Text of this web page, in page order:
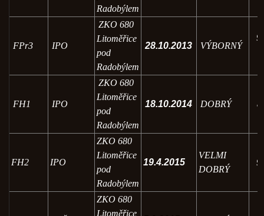
Radobýlem
FPr3 IPO
ZKO 680
Litoměřice
pod
Radobýlem
28.10.2013 VÝBORNÝ
FH1 IPO
ZKO 680
Litoměřice
pod
Radobýlem
18.10.2014 DOBRÝ
FH2 IPO
ZKO 680
Litoměřice
pod
Radobýlem
19.4.2015
VELMI
DOBRÝ
9
ZKO 680
Litoměřice